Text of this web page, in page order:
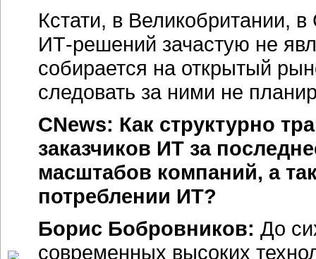
Кстати, в Великобритании,
ИТ-решений зачастую не
собирается на открытый
следовать за ними не
CNews: Как структурно
заказчиков ИТ за
масштабов компаний, а
потреблении ИТ?
Борис Бобровников: До
современных высоких